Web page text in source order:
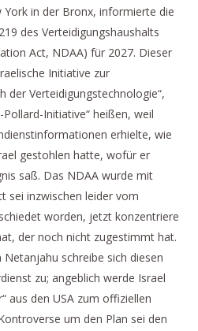
in der Bronx, informierte die
des Verteidigungshaushalts
Act, NDAA) für 2027. Dieser
Initiative zur
der Verteidigungstechnologie“,
Initiative“ heißen, weil
erhielte, wie
gestohlen hatte, wofür er
saß. Das NDAA wurde mit
sei inzwischen leider vom
worden, jetzt konzentriere
der noch nicht zugestimmt hat.
schreibe sich diesen
zu; angeblich werde Israel
aus den USA zum offiziellen
um den Plan sei den